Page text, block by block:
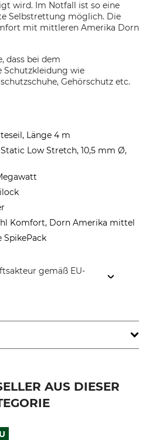
wird. Im Notfall ist so eine
Selbstrettung möglich. Die
mit mittleren Amerika Dorn
dass bei dem
Schutzkleidung wie
Gehörschutz etc.
Länge 4 m
Low Stretch, 10,5 mm Ø,
Komfort, Dorn Amerika mittel
SpikePack
gemäß EU-
Helm und Tree Runner
Seilsack
AUS DIESER